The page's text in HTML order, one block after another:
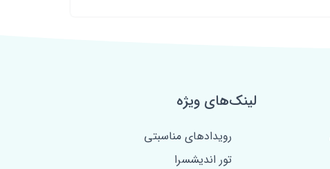
لینک‌های ویژه
رویدادهای مناسبتی
تور اندیشسرا